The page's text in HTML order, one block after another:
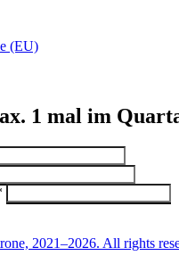
(EU)
1 mal im
2021–2026. All rights